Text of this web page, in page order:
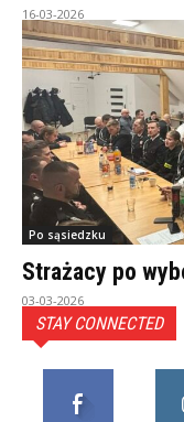
16-03-2026
Po sąsiedzku
Strażacy po
03-03-2026
STAY CONNECTED